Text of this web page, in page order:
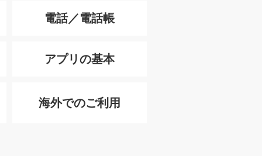
電話／電話帳
アプリの基本
海外でのご利用